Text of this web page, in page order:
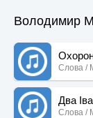
Володимир
Слова /
Два
Слова /